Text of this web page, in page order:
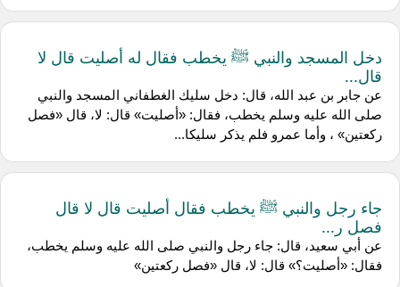
دخل المسجد والنبي ﷺ يخطب فقال له أصليت قال لا
قال...
عن جابر بن عبد الله، قال: دخل سليك الغطفاني المسجد والنبي
صلى الله عليه وسلم يخطب، فقال: «أصليت» قال: لا، قال «فصل
ركعتين» ، وأما عمرو فلم يذكر سليكا...
جاء رجل والنبي ﷺ يخطب فقال أصليت قال لا قال
فصل ر...
عن أبي سعيد، قال: جاء رجل والنبي صلى الله عليه وسلم يخطب،
فقال: «أصليت؟» قال: لا، قال «فصل ركعتين»